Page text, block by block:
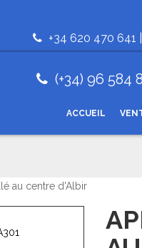
+34 620 470 641 |
(+34) 96 584
ACCUEIL